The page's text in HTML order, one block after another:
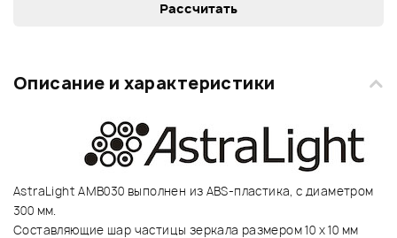
Описание и характеристики
AstraLight AMB030 выполнен из ABS-пластика, с диаметром
300 мм.
Составляющие шар частицы зеркала размером 10 х 10 мм